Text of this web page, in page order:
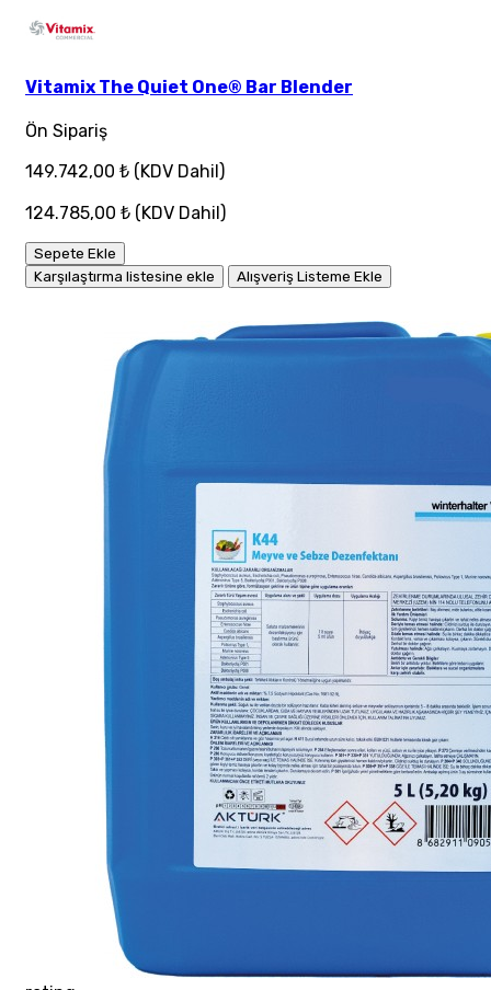
Vitamix The Quiet One® Bar Blender
Ön Sipariş
149.742,00 ₺ (KDV Dahil)
124.785,00 ₺ (KDV Dahil)
Sepete Ekle
Karşılaştırma listesine ekle
Alışveriş Listeme Ekle